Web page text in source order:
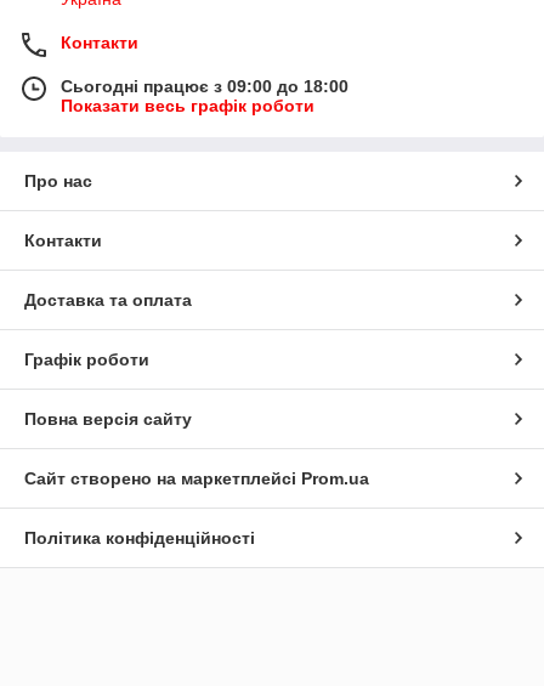
Контакти
Сьогодні працює з 09:00 до 18:00
Показати весь графік роботи
Про нас
Контакти
Доставка та оплата
Графік роботи
Повна версія сайту
Сайт створено на маркетплейсі Prom.ua
Політика конфіденційності